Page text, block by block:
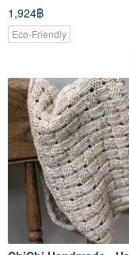
1,924฿
Eco-Friendly